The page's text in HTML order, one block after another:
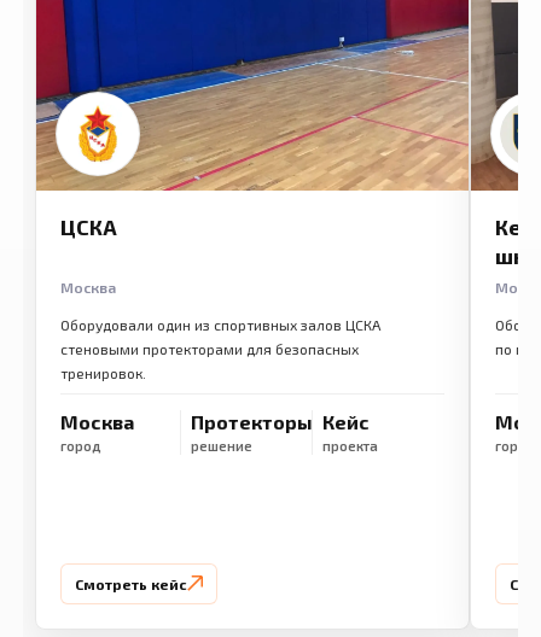
ЦСКА
Москва
Оборудовали один из спортивных залов ЦСКА
стеновыми протекторами для безопасных
тренировок.
Москва
город
Протекторы
решение
Кейс
проекта
Смотреть кейс
по
город